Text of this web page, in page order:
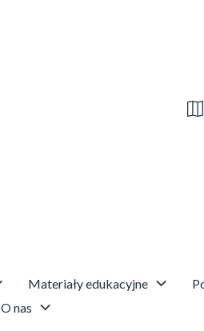
Materiały edukacyjne
O nas